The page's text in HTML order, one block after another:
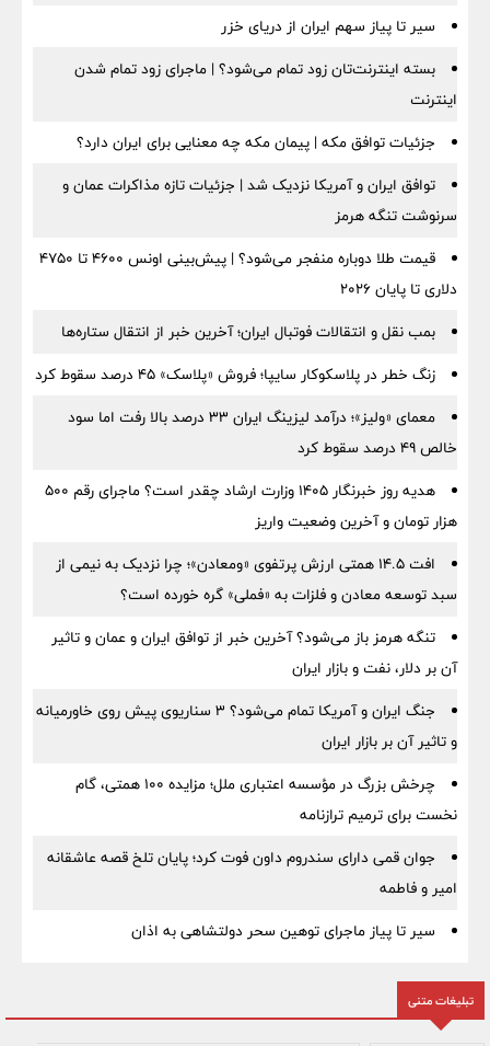
سیر تا پیاز سهم ایران از دریای خزر
بسته اینترنت‌تان زود تمام می‌شود؟ | ماجرای زود تمام شدن
اینترنت
جزئیات توافق مکه | پیمان مکه چه معنایی برای ایران دارد؟
توافق ایران و آمریکا نزدیک شد | جزئیات تازه مذاکرات عمان و
سرنوشت تنگه هرمز
قیمت طلا دوباره منفجر می‌شود؟ | پیش‌بینی اونس ۴۶۰۰ تا ۴۷۵۰
دلاری تا پایان ۲۰۲۶
بمب نقل‌ و انتقالات فوتبال ایران؛ آخرین خبر از انتقال ستاره‌ها
زنگ خطر در پلاسکوکار سایپا؛ فروش «پلاسک» ۴۵ درصد سقوط کرد
معمای «ولیز»؛ درآمد لیزینگ ایران ۳۳ درصد بالا رفت اما سود
خالص ۴۹ درصد سقوط کرد
هدیه روز خبرنگار ۱۴۰۵ وزارت ارشاد چقدر است؟ ماجرای رقم ۵۰۰
هزار تومان و آخرین وضعیت واریز
افت ۱۴.۵ همتی ارزش پرتفوی «ومعادن»؛ چرا نزدیک به نیمی از
سبد توسعه معادن و فلزات به «فملی» گره خورده است؟
تنگه هرمز باز می‌شود؟ آخرین خبر از توافق ایران و عمان و تاثیر
آن بر دلار، نفت و بازار ایران
جنگ ایران و آمریکا تمام می‌شود؟ ۳ سناریوی پیش روی خاورمیانه
و تاثیر آن بر بازار ایران
چرخش بزرگ در مؤسسه اعتباری ملل؛ مزایده ۱۰۰ همتی، گام
نخست برای ترمیم ترازنامه
جوان قمی دارای سندروم داون فوت کرد؛ پایان تلخ قصه عاشقانه
امیر و فاطمه
سیر تا پیاز ماجرای توهین سحر دولتشاهی به اذان
تبلیغات متنی